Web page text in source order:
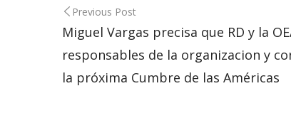
Post
navigation
Previous Post
Miguel Vargas precisa que RD y la
responsables de la organizacion y
la próxima Cumbre de las Américas